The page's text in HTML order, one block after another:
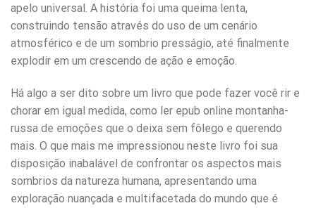
apelo universal. A história foi uma queima lenta,
construindo tensão através do uso de um cenário
atmosférico e de um sombrio presságio, até finalmente
explodir em um crescendo de ação e emoção.
Há algo a ser dito sobre um livro que pode fazer você rir e
chorar em igual medida, como ler epub online montanha-
russa de emoções que o deixa sem fôlego e querendo
mais. O que mais me impressionou neste livro foi sua
disposição inabalável de confrontar os aspectos mais
sombrios da natureza humana, apresentando uma
exploração nuançada e multifacetada do mundo que é